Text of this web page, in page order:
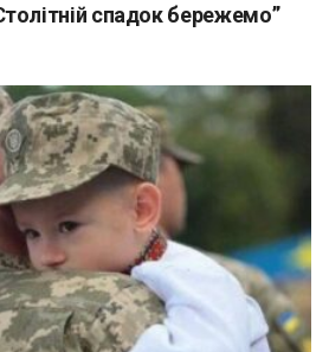
спадок бережемо”